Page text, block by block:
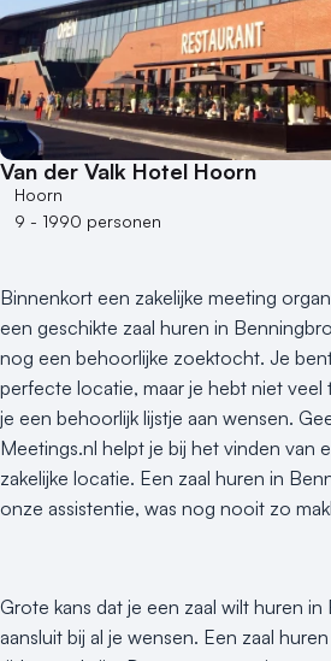
Van der Valk Hotel Hoorn
Hoorn
9 - 1990 personen
Binnenkort een zakelijke meeting
een geschikte zaal huren in
nog een behoorlijke zoektocht. Je
perfecte locatie, maar je hebt niet veel
je een behoorlijk lijstje aan wensen.
Meetings.nl helpt je bij het vinden van
zakelijke locatie. Een zaal huren in
onze assistentie, was nog nooit zo
Grote kans dat je een zaal wilt huren
aansluit bij al je wensen. Een zaal